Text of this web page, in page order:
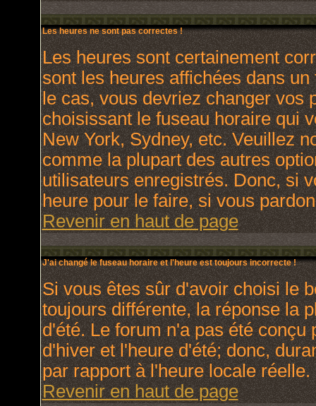
Les heures ne sont pas correctes !
Les heures sont certainement
sont les heures affichées dans
le cas, vous devriez changer vos
choisissant le fuseau horaire qui
New York, Sydney, etc. Veuillez
comme la plupart des autres
utilisateurs enregistrés. Donc, si
heure pour le faire, si vous
Revenir en haut de page
J'ai changé le fuseau horaire et l'heure est toujours incorrecte !
Si vous êtes sûr d'avoir choisi le
toujours différente, la réponse la
d'été. Le forum n'a pas été
d'hiver et l'heure d'été; donc,
par rapport à l'heure locale réelle.
Revenir en haut de page